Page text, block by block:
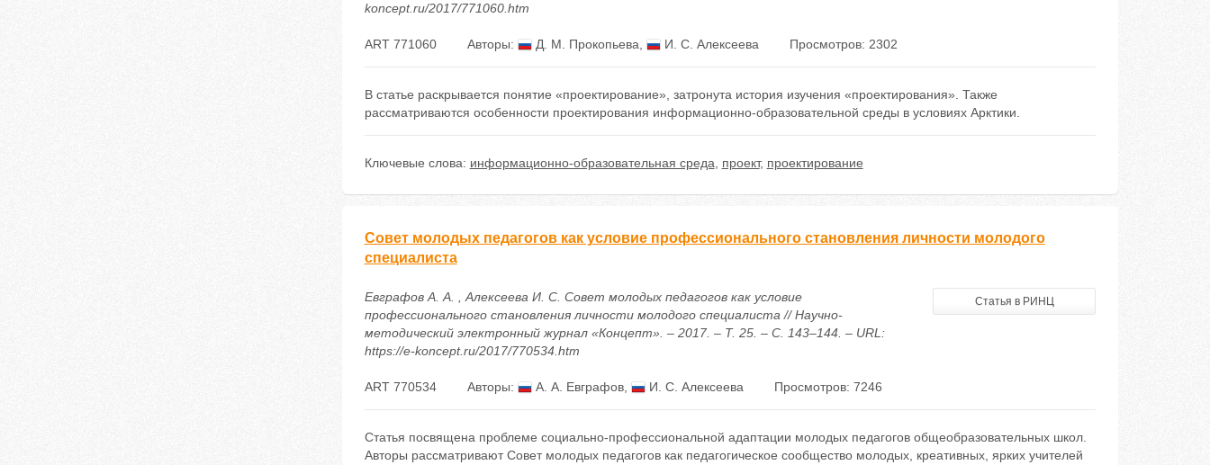
koncept.ru/2017/771060.htm
ART 771060 Авторы: Д. М. Прокопьева И. С. Алексеева Просмотров: 2302
В статье раскрывается понятие «проектирование», затронута история изучения «проектирования». Также
рассматриваются особенности проектирования информационно-образовательной среды в условиях Арктики.
Ключевые слова: информационно-образовательная среда проект, проектирование
Совет молодых педагогов как условие профессионального становления личности молодого
специалиста
Евграфов А. А. , Алексеева И. С. Совет молодых педагогов как условие
профессионального становления личности молодого специалиста // Научно-
методический электронный журнал «Концепт». – 2017. – Т. 25. – С. 143–144. – URL:
https://e-koncept.ru/2017/770534.htm
Статья в РИНЦ
ART 770534 Авторы: А. А. Евграфов, И. С. Алексеева Просмотров: 7246
Статья посвящена проблеме социально-профессиональной адаптации молодых педагогов общеобразовательных школ.
Авторы рассматривают Совет молодых педагогов как педагогическое сообщество молодых, креативных, ярких учителей